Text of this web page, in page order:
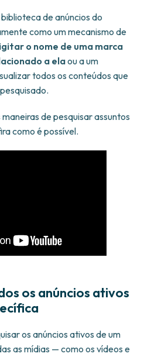
de anúncios do
como um mecanismo de
o nome de uma marca
a elaou a um
todos os conteúdos que
de pesquisar assuntos
como é possível.
os anúncios ativos
os anúncios ativos de um
as mídias — como os vídeos e